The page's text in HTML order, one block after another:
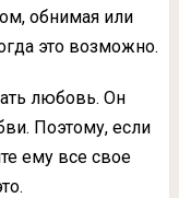
обнимая или
это возможно.
любовь. Он
Поэтому, если
ему все свое